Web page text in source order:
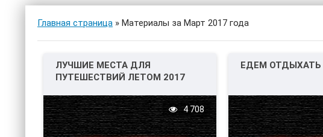
Главная страница » Материалы за Март 2017 года
ЛУЧШИЕ МЕСТА ДЛЯ
ПУТЕШЕСТВИЙ ЛЕТОМ 2017
4 708
ЕДЕМ ОТДЫХАТЬ